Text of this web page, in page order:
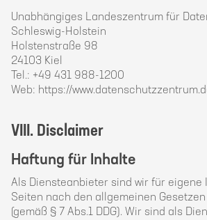
Unabhängiges Landeszentrum für
Schleswig-Holstein
Holstenstraße 98
24103 Kiel
Tel.: +49 431 988-1200
Web: https://
VIII. Disclaimer
Haftung für Inhalte
Als Diensteanbieter sind wir für eigene
Seiten nach den allgemeinen
(gemäß § 7 Abs.1 DDG). Wir sind als